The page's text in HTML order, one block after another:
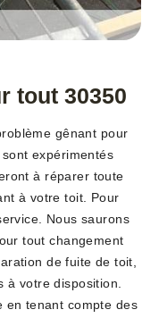
tout 30350
gênant pour
expérimentés
à réparer toute
à votre toit. Pour
Nous saurons
tout changement
de fuite de toit,
à votre disposition.
en tenant compte des